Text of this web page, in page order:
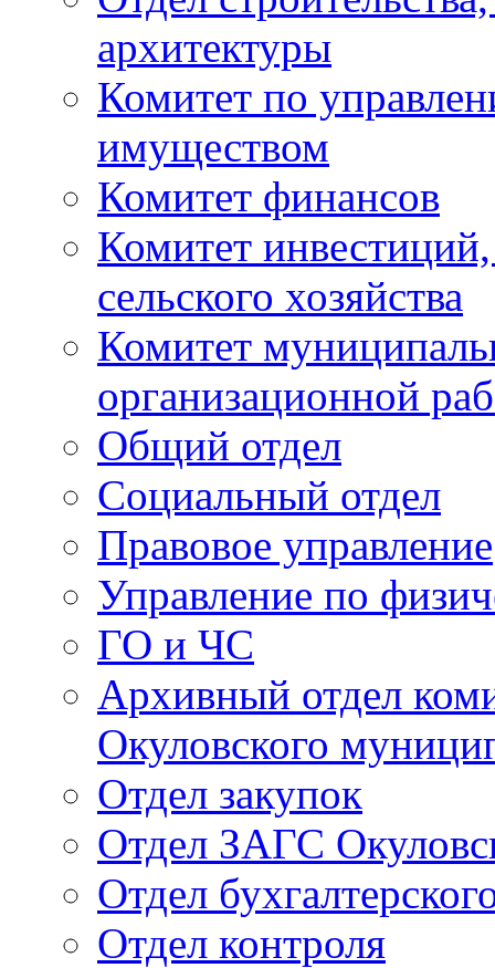
архитектуры
Комитет по
имуществом
Комитет финансов
Комитет
сельского хозяйства
Комитет
организационной
Общий отдел
Социальный отдел
Правовое управление
Управление по
ГО и ЧС
Архивный отдел
Окуловского
Отдел закупок
Отдел ЗАГС
Отдел
Отдел контроля